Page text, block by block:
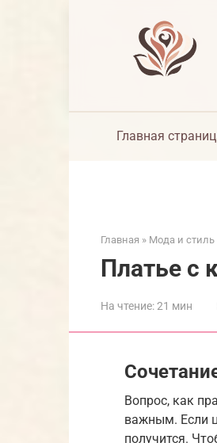
Главная
Главная » Мода и стиль
Платье с
На чтение:21 мин
Вопрос, как
важным. Если
получится.